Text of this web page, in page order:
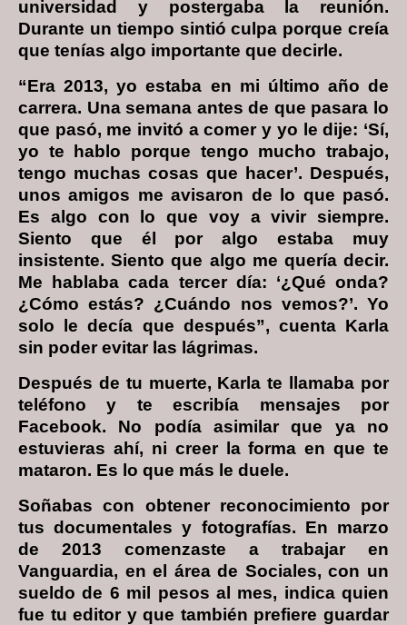
universidad y postergaba la reunión.
Durante un tiempo sintió culpa porque creía
que tenías algo importante que decirle.
“Era 2013, yo estaba en mi último año de
carrera. Una semana antes de que pasara lo
que pasó, me invitó a comer y yo le dije: ‘Sí,
yo te hablo porque tengo mucho trabajo,
tengo muchas cosas que hacer’. Después,
unos amigos me avisaron de lo que pasó.
Es algo con lo que voy a vivir siempre.
Siento que él por algo estaba muy
insistente. Siento que algo me quería decir.
Me hablaba cada tercer día: ‘¿Qué onda?
¿Cómo estás? ¿Cuándo nos vemos?’. Yo
solo le decía que después”, cuenta Karla
sin poder evitar las lágrimas.
Después de tu muerte, Karla te llamaba por
teléfono y te escribía mensajes por
Facebook. No podía asimilar que ya no
estuvieras ahí, ni creer la forma en que te
mataron. Es lo que más le duele.
Soñabas con obtener reconocimiento por
tus documentales y fotografías. En marzo
de 2013 comenzaste a trabajar en
Vanguardia, en el área de Sociales, con un
sueldo de 6 mil pesos al mes, indica quien
fue tu editor y que también prefiere guardar